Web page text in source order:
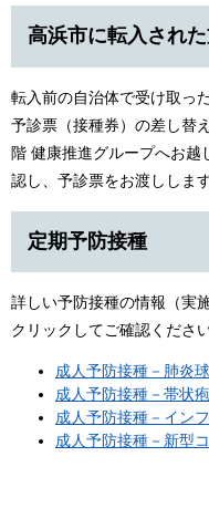
高浜市に転入され
転入前の自治体で受け取っ
予診票（接種券）の差し替
階 健康推進グループへお
認し、予診票をお渡しします
定期予防接種
詳しい予防接種の情報（実
クリックしてご確認ください
成人予防接種－肺炎
成人予防接種－帯状
成人予防接種－イン
成人予防接種－新型